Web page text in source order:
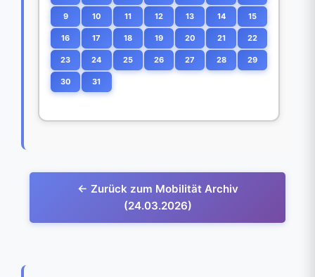
9 10 11 12 13 14 15
16 17 18 19 20 21 22
23 24 25 26 27 28 29
30 31
← Zurück zum Mobilität Archiv
(24.03.2026)